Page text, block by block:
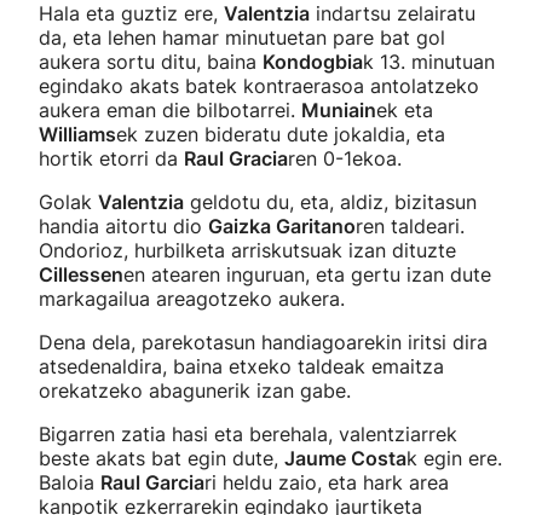
Hala eta guztiz ere, Valentzia indartsu zelairatu
da, eta lehen hamar minutuetan pare bat gol
aukera sortu ditu, baina Kondogbiak 13. minutuan
egindako akats batek kontraerasoa antolatzeko
aukera eman die bilbotarrei. Muniainek eta
Williamsek zuzen bideratu dute jokaldia, eta
hortik etorri da Raul Graciaren 0-1ekoa.
Golak Valentzia geldotu du, eta, aldiz, bizitasun
handia aitortu dio Gaizka Garitanoren taldeari.
Ondorioz, hurbilketa arriskutsuak izan dituzte
Cillessenen atearen inguruan, eta gertu izan dute
markagailua areagotzeko aukera.
Dena dela, parekotasun handiagoarekin iritsi dira
atsedenaldira, baina etxeko taldeak emaitza
orekatzeko abagunerik izan gabe.
Bigarren zatia hasi eta berehala, valentziarrek
beste akats bat egin dute, Jaume Costak egin ere.
Baloia Raul Garciari heldu zaio, eta hark area
kanpotik ezkerrarekin egindako jaurtiketa